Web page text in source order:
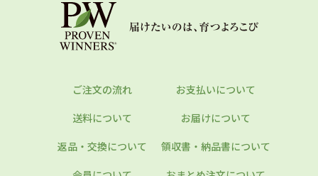
ご注文の流れ
お支払いについて
送料について
お届けについて
返品・交換について
領収書・納品書について